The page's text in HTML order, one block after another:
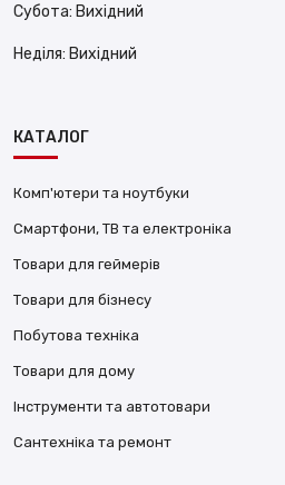
КАТАЛОГ
Комп'ютери та ноутбуки
Смартфони, ТВ та електроніка
Товари для геймерів
Товари для бізнесу
Побутова техніка
Товари для дому
Інструменти та автотовари
Сантехніка та ремонт
Субота: Вихідний
Неділя: Вихідний